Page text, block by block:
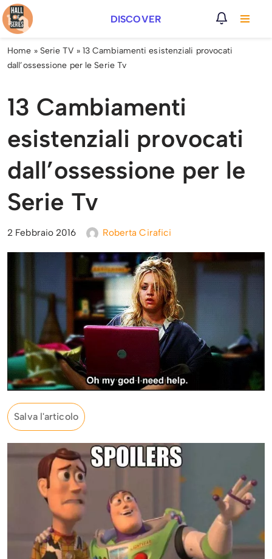
Vai
al
contenuto
DISCOVER
Home » Serie TV » 13 Cambiamenti esistenziali provocati
dall’ossessione per le Serie Tv
13 Cambiamenti
esistenziali provocati
dall’ossessione per le
Serie Tv
2 Febbraio 2016 Roberta Cirafici
Salva l'articolo